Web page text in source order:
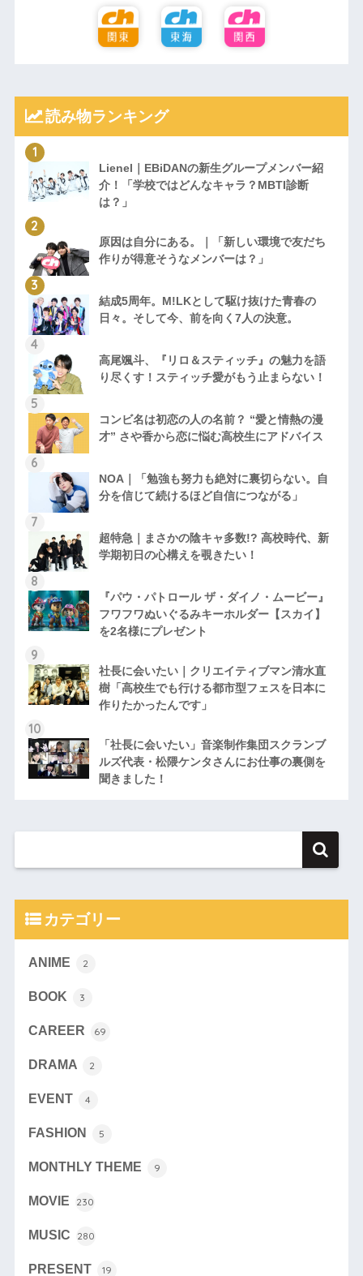
読み物ランキング
Lienel｜EBiDANの新生グループメンバー紹
介！「学校ではどんなキャラ？MBTI診断
は？」
原因は自分にある。｜「新しい環境で友だち
作りが得意そうなメンバーは？」
結成5周年。M!LKとして駆け抜けた青春の
日々。そして今、前を向く7人の決意。
高尾颯斗、『リロ＆スティッチ』の魅力を語
り尽くす！スティッチ愛がもう止まらない！
コンビ名は初恋の人の名前？ “愛と情熱の漫
才” さや香から恋に悩む高校生にアドバイス
NOA｜「勉強も努力も絶対に裏切らない。自
分を信じて続けるほど自信につながる」
超特急｜まさかの陰キャ多数!? 高校時代、新
学期初日の心構えを覗きたい！
『パウ・パトロール ザ・ダイノ・ムービー』
フワフワぬいぐるみキーホルダー【スカイ】
を2名様にプレゼント
社長に会いたい｜クリエイティブマン清水直
樹「高校生でも行ける都市型フェスを日本に
作りたかったんです」
「社長に会いたい」音楽制作集団スクランブ
ルズ代表・松隈ケンタさんにお仕事の裏側を
聞きました！
カテゴリー
ANIME 2
BOOK 3
CAREER 69
DRAMA 2
EVENT 4
FASHION 5
MONTHLY THEME 9
MOVIE 230
MUSIC 280
PRESENT 19